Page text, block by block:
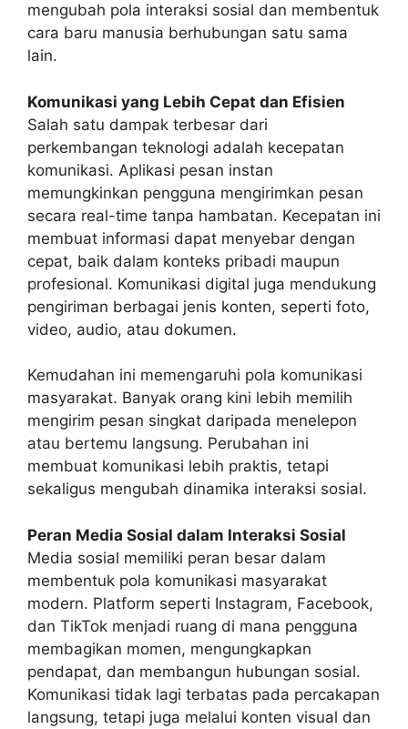
mengubah pola interaksi sosial dan membentuk
cara baru manusia berhubungan satu sama
lain.
Komunikasi yang Lebih Cepat dan Efisien
Salah satu dampak terbesar dari
perkembangan teknologi adalah kecepatan
komunikasi. Aplikasi pesan instan
memungkinkan pengguna mengirimkan pesan
secara real-time tanpa hambatan. Kecepatan ini
membuat informasi dapat menyebar dengan
cepat, baik dalam konteks pribadi maupun
profesional. Komunikasi digital juga mendukung
pengiriman berbagai jenis konten, seperti foto,
video, audio, atau dokumen.
Kemudahan ini memengaruhi pola komunikasi
masyarakat. Banyak orang kini lebih memilih
mengirim pesan singkat daripada menelepon
atau bertemu langsung. Perubahan ini
membuat komunikasi lebih praktis, tetapi
sekaligus mengubah dinamika interaksi sosial.
Peran Media Sosial dalam Interaksi Sosial
Media sosial memiliki peran besar dalam
membentuk pola komunikasi masyarakat
modern. Platform seperti Instagram, Facebook,
dan TikTok menjadi ruang di mana pengguna
membagikan momen, mengungkapkan
pendapat, dan membangun hubungan sosial.
Komunikasi tidak lagi terbatas pada percakapan
langsung, tetapi juga melalui konten visual dan